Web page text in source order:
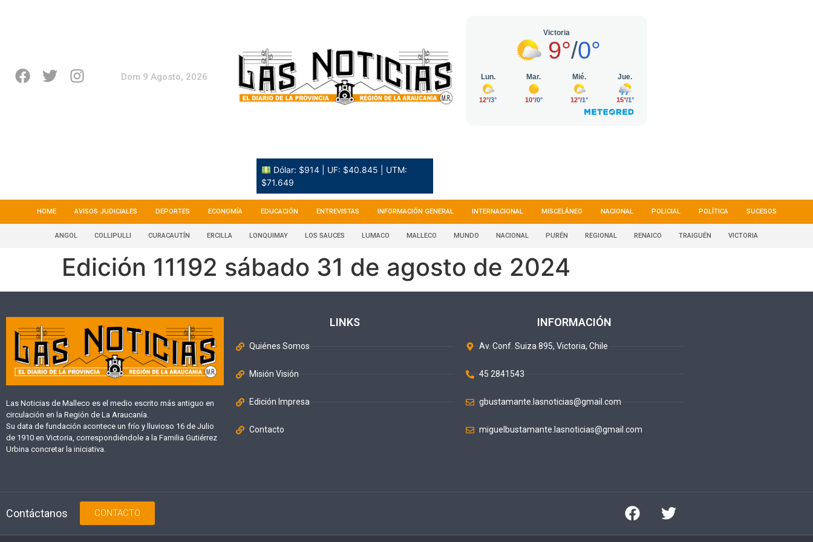
Dom 9 Agosto, 2026
Dólar: $914 | UF: $40.845 | UTM:
$71.649
HOME AVISOS JUDICIALES DEPORTES ECONOMÍA EDUCACIÓN ENTREVISTAS INFORMACIÓN GENERAL INTERNACIONAL MISCELÁNEO NACIONAL POLICIAL POLÍTICA SUCESOS
ANGOL COLLIPULLI CURACAUTÍN ERCILLA LONQUIMAY LOS SAUCES LUMACO MALLECO MUNDO NACIONAL PURÉN REGIONAL RENAICO TRAIGUÉN VICTORIA
Edición 11192 sábado 31 de agosto de 2024
Las Noticias de Malleco es el medio escrito más antiguo en
circulación en la Región de La Araucanía.
Su data de fundación acontece un frío y lluvioso 16 de Julio
de 1910 en Victoria, correspondiéndole a la Familia Gutiérrez
Urbina concretar la iniciativa.
LINKS
Quiénes Somos
Misión Visión
Edición Impresa
Contacto
INFORMACIÓN
Av. Conf. Suiza 895, Victoria, Chile
45 2841543
gbustamante.lasnoticias@gmail.com
miguelbustamante.lasnoticias@gmail.com
Contáctanos CONTACTO